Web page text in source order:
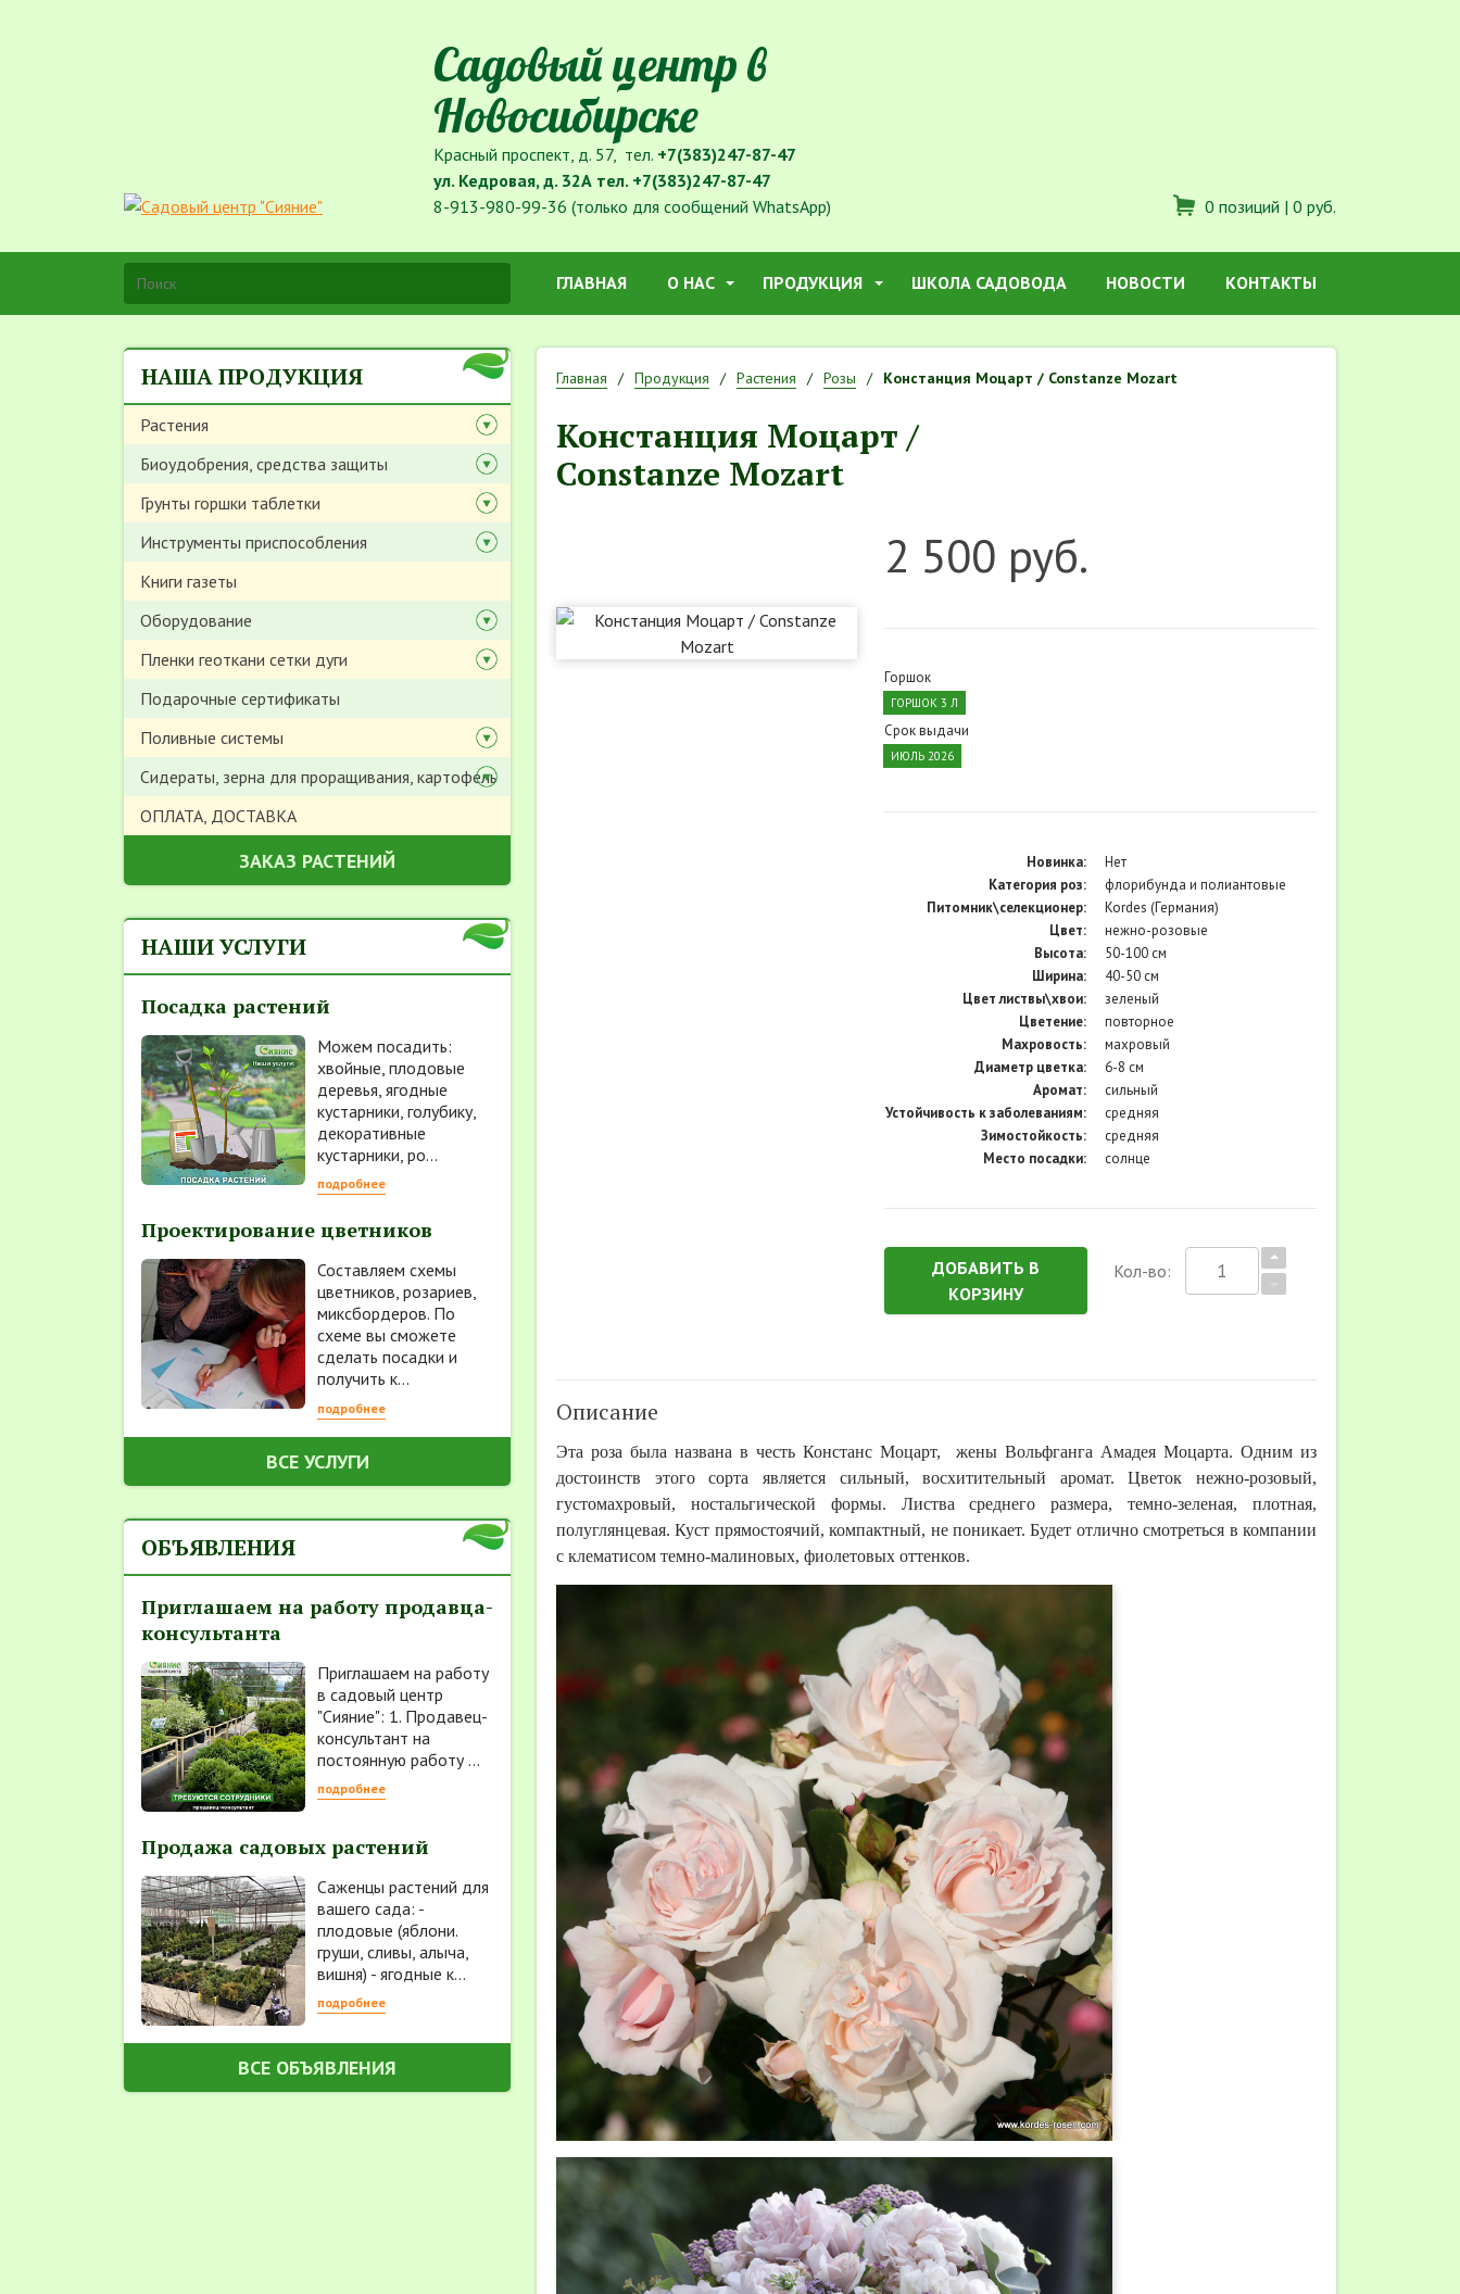
0 позиций | 0 руб.
Садовый центр в
Новосибирске
Красный проспект, д. 57, тел. +7(383)247-87-47
ул. Кедровая, д. 32А тел. +7(383)247-87-47
8-913-980-99-36 (только для сообщений WhatsApp)
ГЛАВНАЯ О НАС ПРОДУКЦИЯ ШКОЛА САДОВОДА НОВОСТИ КОНТАКТЫ
НАША ПРОДУКЦИЯ
Растения
Биоудобрения, средства защиты
Грунты горшки таблетки
Инструменты приспособления
Книги газеты
Оборудование
Пленки геоткани сетки дуги
Подарочные сертификаты
Поливные системы
Сидераты, зерна для проращивания, картофель
ОПЛАТА, ДОСТАВКА
ЗАКАЗ РАСТЕНИЙ
НАШИ УСЛУГИ
Посадка растений
Можем посадить:
хвойные, плодовые
деревья, ягодные
кустарники, голубику,
декоративные
кустарники, ро...
подробнее
Проектирование цветников
Составляем схемы
цветников, розариев,
миксбордеров. По
схеме вы сможете
сделать посадки и
получить к...
подробнее
ВСЕ УСЛУГИ
ОБЪЯВЛЕНИЯ
Приглашаем на работу продавца-
консультанта
Приглашаем на работу
в садовый центр
"Сияние": 1. Продавец-
консультант на
постоянную работу ...
подробнее
Продажа садовых растений
Саженцы растений для
вашего сада: -
плодовые (яблони.
груши, сливы, алыча,
вишня) - ягодные к...
подробнее
ВСЕ ОБЪЯВЛЕНИЯ
Главная Продукция Растения Розы Констанция Моцарт / Constanze Mozart
Констанция Моцарт /
Constanze Mozart
2 500 руб.
Горшок
ГОРШОК 3 Л
Срок выдачи
ИЮЛЬ 2026
Новинка:
Нет
Категория роз:
флорибунда и полиантовые
Питомник\селекционер:
Kordes (Германия)
Цвет:
нежно-розовые
Высота:
50-100 см
Ширина:
40-50 см
Цвет листвы\хвои:
зеленый
Цветение:
повторное
Махровость:
махровый
Диаметр цветка:
6-8 см
Аромат:
сильный
Устойчивость к заболеваниям:
средняя
Зимостойкость:
средняя
Место посадки:
солнце
ДОБАВИТЬ В
КОРЗИНУ
Кол-во:
Описание
Эта роза была названа в честь Констанс Моцарт, жены Вольфганга Амадея Моцарта. Одним из
достоинств этого сорта является сильный, восхитительный аромат. Цветок нежно-розовый,
густомахровый, ностальгической формы. Листва среднего размера, темно-зеленая, плотная,
полуглянцевая. Куст прямостоячий, компактный, не поникает. Будет отлично смотреться в компании
с клематисом темно-малиновых, фиолетовых оттенков.